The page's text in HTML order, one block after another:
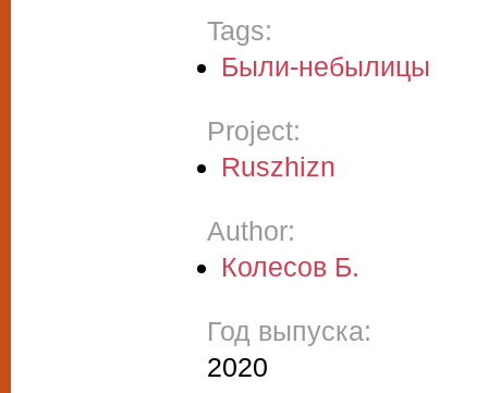
Tags:
Были-небылицы
Project:
Ruszhizn
Author:
Колесов Б.
Год выпуска:
2020